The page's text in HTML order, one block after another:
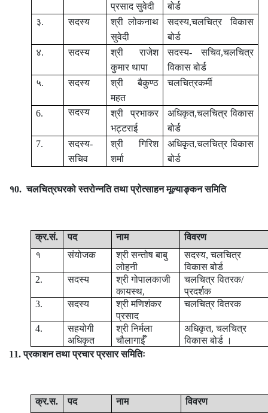
प्रसाद सुवेदी
बोर्ड
३.
सदस्य
श्री लोकनाथ
सुवेदी
सदस्य,चलचित्र विकास
बोर्ड
४.
सदस्य
श्री राजेश
कुमार थापा
सदस्य- सचिव,चलचित्र
विकास बोर्ड
५.
सदस्य
श्री बैकुण्ठ
महत
चलचित्रकर्मी
6. सदस्य
श्री प्रभाकर
भट्टराई
अधिकृत,चलचित्र विकास
बोर्ड
7.
सदस्य-
सचिव
श्री गिरिश
शर्मा
अधिकृत,चलचित्र विकास
बोर्ड
१0. चलचित्रघरको स्तरोन्नति तथा प्रोत्साहन मूल्याङ्‍कन समिति
क्र.सं. पद नाम
विवरण
१
संयोजक
श्री सन्तोष बाबु
लोहनी
सदस्य, चलचित्र
विकास बोर्ड
2. सदस्य
श्री गोपालकाजी
कायस्थ,
चलचित्र वितरक/
प्रदर्शक
3. सदस्य
श्री मणिशंकर
प्रसाद
चलचित्र वितरक
4.
सहयोगी
अधिकृत
श्रीनिर्मला
चौलागाईँ
अधिकृत, चलचित्र
विकास बोर्ड ।
11. प्रकाशन तथा प्रचार प्रसार समितिः
क्र.स. पद नाम
विवरण